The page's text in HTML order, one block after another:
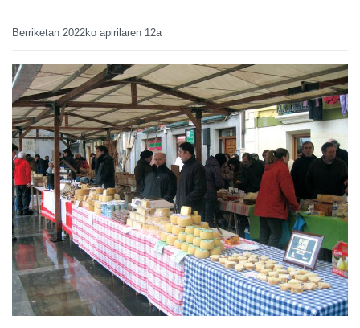
Berriketan 2022ko apirilaren 12a